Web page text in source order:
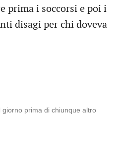
prima i soccorsi e poi i
disagi per chi doveva
prima di chiunque altro